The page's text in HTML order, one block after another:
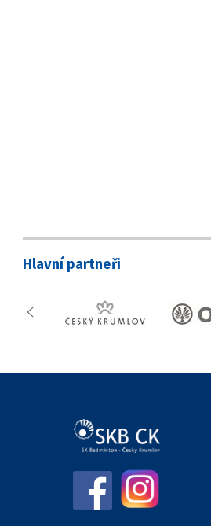
Hlavní partneři